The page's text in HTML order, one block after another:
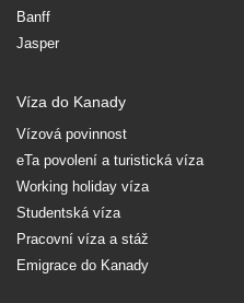
Banff
Jasper
Víza do Kanady
Vízová povinnost
eTa povolení a turistická víza
Working holiday víza
Studentská víza
Pracovní víza a stáž
Emigrace do Kanady